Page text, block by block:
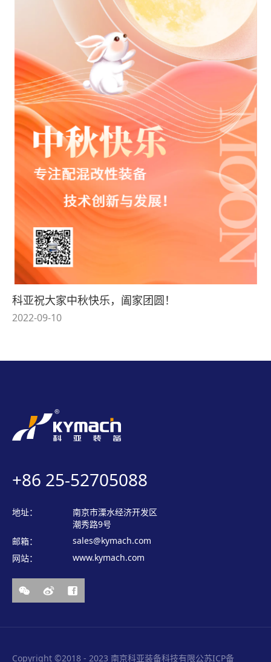
科亚祝大家中秋快乐，阖家团圆！
2022-09-10
+86 25-52705088
地址：
南京市溧水经济开发区
潮秀路9号
邮箱：
sales@kymach.com
网站：
www.kymach.com
Copyright ©2018 - 2023 南京科亚装备科技有限公苏ICP备